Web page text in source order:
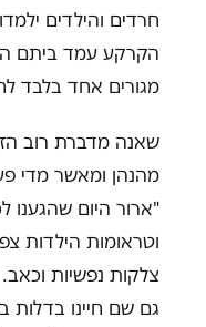
חרדים והילדים
הקרקע עמד ביתם
מגורים אחד בלבד
שאנה מדברת רוב
מהנהן ומאשר מדי
"ארור היום שהגענו
וטראומות הילדות
צלקות נפשיות
גם שם חיינו בדלות